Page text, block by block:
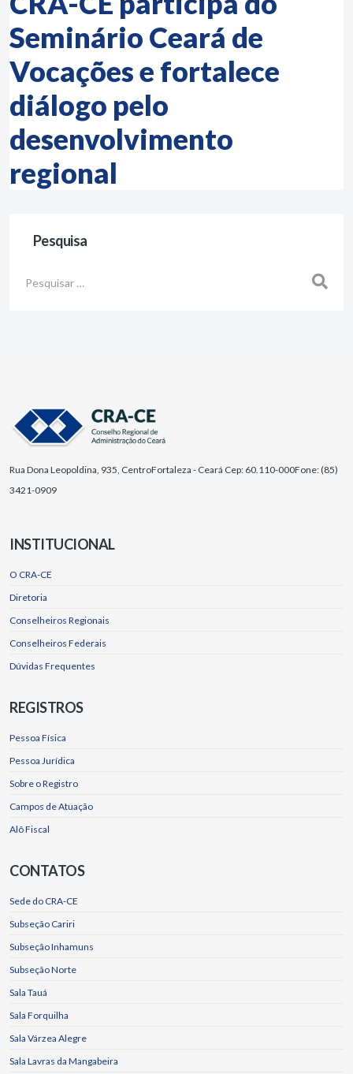
Seminário Ceará de
Vocações e fortalece
diálogo pelo
desenvolvimento
regional
Pesquisa
Rua Dona Leopoldina, 935, CentroFortaleza - Ceará Cep: 60.110-000Fone: (85)
3421-0909
INSTITUCIONAL
O CRA-CE
Diretoria
Conselheiros Regionais
Conselheiros Federais
Dúvidas Frequentes
REGISTROS
Pessoa Física
Pessoa Jurídica
Sobre o Registro
Campos de Atuação
Alô Fiscal
CONTATOS
Sede do CRA-CE
Subseção Cariri
Subseção Inhamuns
Subseção Norte
Sala Tauá
Sala Forquilha
Sala Várzea Alegre
Sala Lavras da Mangabeira